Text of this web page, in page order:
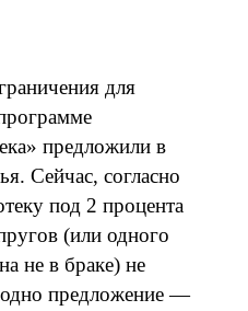
для
предложили в
Сейчас, согласно
под 2 процента
(или одного
не в браке) не
предложение —